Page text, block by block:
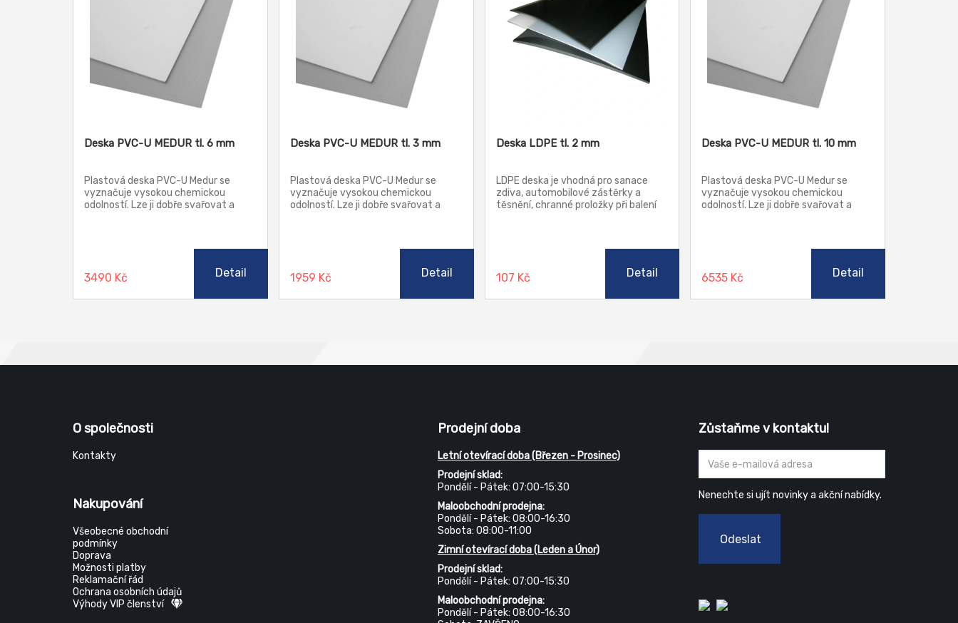
Deska PVC-U MEDUR tl. 6 mm
Plastová deska PVC-U Medur se
vyznačuje vysokou chemickou
odolností. Lze ji dobře svařovat a
galvanizační zařízení, chemickou a
laboratorní techniku, strojírenství,
díly, konstrukci elektrických
3490 Kč Detail
Deska PVC-U MEDUR tl. 3 mm
Plastová deska PVC-U Medur se
vyznačuje vysokou chemickou
odolností. Lze ji dobře svařovat a
galvanizační zařízení, chemickou a
laboratorní techniku, strojírenství,
díly, konstrukci elektrických
1959 Kč Detail
Deska LDPE tl. 2 mm
LDPE deska je vhodná pro sanace
zdiva, automobilové zástěrky a
těsnění, chranné proložky při balení
výztuhy pro galanterní a oděvní
výrobky.
107 Kč Detail
Deska PVC-U MEDUR tl. 10 mm
Plastová deska PVC-U Medur se
vyznačuje vysokou chemickou
odolností. Lze ji dobře svařovat a
galvanizační zařízení, chemickou a
laboratorní techniku, strojírenství,
díly, konstrukci elektrických
6535 Kč Detail
O společnosti
Kontakty
Nakupování
Všeobecné obchodní
podmínky
Doprava
Možnosti platby
Reklamační řád
Ochrana osobních údajů
Výhody VIP členství
Prodejní doba
Letní otevírací doba (Březen - Prosinec)
Prodejní sklad:
Pondělí - Pátek: 07:00-15:30
Maloobchodní prodejna:
Pondělí - Pátek: 08:00-16:30
Sobota: 08:00-11:00
Zimní otevírací doba (Leden a Únor)
Prodejní sklad:
Pondělí - Pátek: 07:00-15:30
Maloobchodní prodejna:
Pondělí - Pátek: 08:00-16:30
Zůstaňme v kontaktu!
Nenechte si ujít novinky a akční nabídky.
Odeslat